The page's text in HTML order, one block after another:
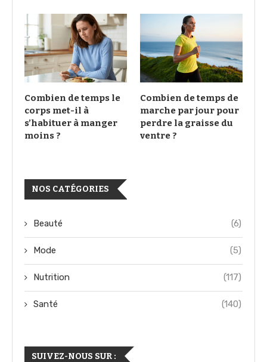
Combien de temps le
corps met-il à
s’habituer à manger
moins ?
Combien de temps de
marche par jour pour
perdre la graisse du
ventre ?
NOS CATÉGORIES
Beauté (6)
Mode (5)
Nutrition (117)
Santé (140)
SUIVEZ-NOUS SUR :